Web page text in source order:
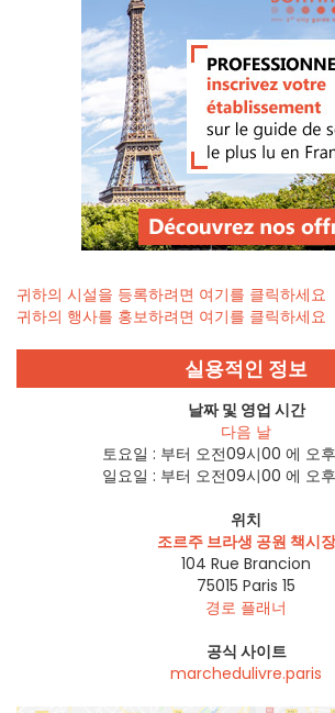
귀하의 시설을 등록하려면 여기를 클릭하세요
귀하의 행사를 홍보하려면 여기를 클릭하세요
실용적인 정보
날짜 및 영업 시간
다음 날
토요일 : 부터 오전09시00 에 오
일요일 : 부터 오전09시00 에 오
위치
조르주 브라생 공원 책시장
104 Rue Brancion
75015 Paris 15
경로 플래너
공식 사이트
marchedulivre.paris